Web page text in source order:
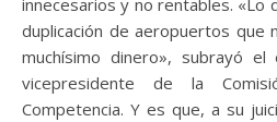
innecesarios y no rentables. «Lo
duplicación de aeropuertos que
muchísimo dinero», subrayó el
vicepresidente de la
Competencia. Y es que, a su